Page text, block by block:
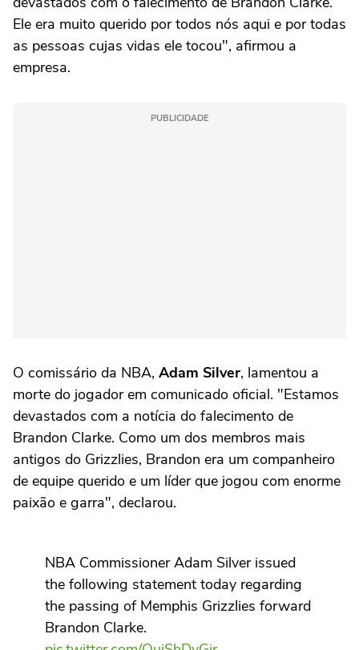
Ele era muito querido por todos nós aqui e por todas
as pessoas cujas vidas ele tocou", afirmou a
empresa.
PUBLICIDADE
O comissário da NBA, Adam Silver, lamentou a
morte do jogador em comunicado oficial. "Estamos
devastados com a notícia do falecimento de
Brandon Clarke. Como um dos membros mais
antigos do Grizzlies, Brandon era um companheiro
de equipe querido e um líder que jogou com enorme
paixão e garra", declarou.
NBA Commissioner Adam Silver issued
the following statement today regarding
the passing of Memphis Grizzlies forward
Brandon Clarke.